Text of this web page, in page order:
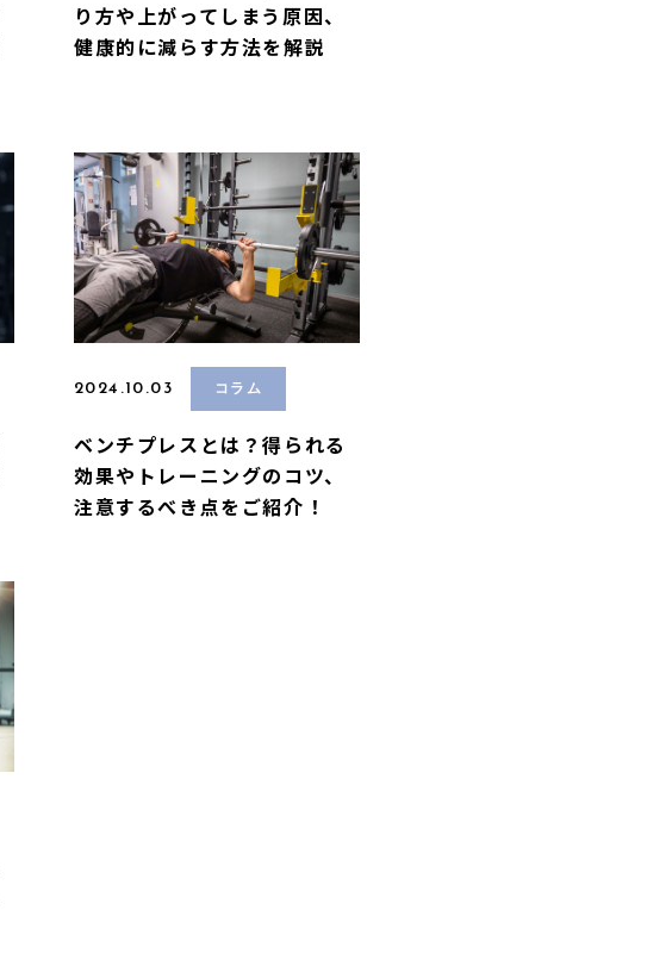
り方や上がってしまう原因、
健康的に減らす方法を解説
2024.10.03 コラム
ベンチプレスとは？得られる
効果やトレーニングのコツ、
注意するべき点をご紹介！